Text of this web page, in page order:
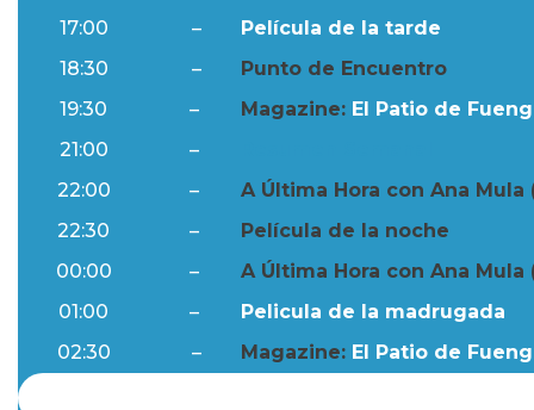
17:00
–
Película de la tarde
18:30
–
Punto de Encuentro
19:30
– Magazine: El Patio de
21:00
–
22:00
–
A Última Hora con Ana Mula
22:30
–
Película de la noche
00:00
–
A Última Hora con Ana Mula
01:00
–
Pelicula de la madrugada
02:30
– Magazine: El Patio de